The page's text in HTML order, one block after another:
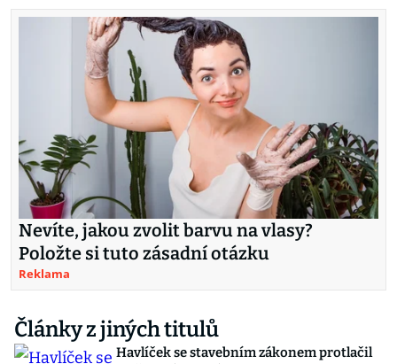
Nevíte, jakou zvolit barvu na vlasy?
Položte si tuto zásadní otázku
Reklama
Články z jiných titulů
Havlíček se stavebním zákonem protlačil